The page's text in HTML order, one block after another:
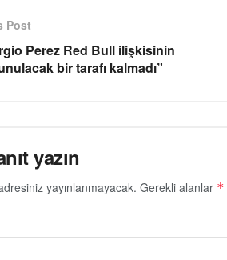
Post
Perez Red Bull ilişkisinin
bir tarafı kalmadı”
yazın
yayınlanmayacak. Gerekli alanlar *